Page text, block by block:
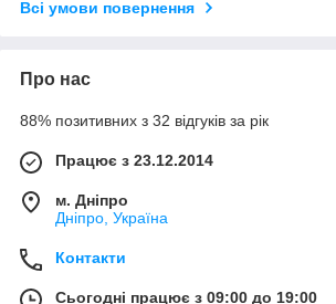
Всі умови повернення
Про нас
88% позитивних з 32 відгуків за рік
Працює з 23.12.2014
м. Дніпро
Дніпро, Україна
Контакти
Сьогодні працює з 09:00 до 19:00